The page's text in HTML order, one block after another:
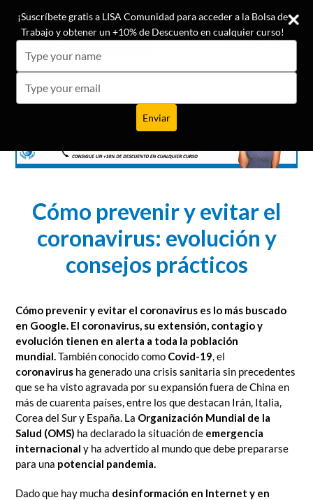
directamente
contenido
¡Conoce las opiniones de nuestros +19.500 alumnos!
Carrito
Carrito
Cómo prevenir y evitar el
coronavirus: evolución y
consejos prácticos
Cómo prevenir y evitar el coronavirus es lo más buscado
en Google. El coronavirus, su extensión, contagio y
evolución tienen en alerta a toda la población
mundial.También conocido como Covid-19, el
coronavirus ha generado una crisis sanitaria sin precedentes
que se ha visto agravada por su expansión fuera de China en
más de cuarenta países, entre los que destacan Irán, Italia,
Corea del Sur y España. La Organización Mundial de la
Salud (OMS) ha declarado la situación de emergencia
internacional y ha advertido al mundo que debe prepararse
para una potencial pandemia.
Dado que hay mucha desinformación en Internet y en
¡Suscríbete gratis a LISA Comunidad para acceder a la Bolsa de
Trabajo y obtener un +10% de Descuento en cualquier curso!
your
name
your
email
Enviar